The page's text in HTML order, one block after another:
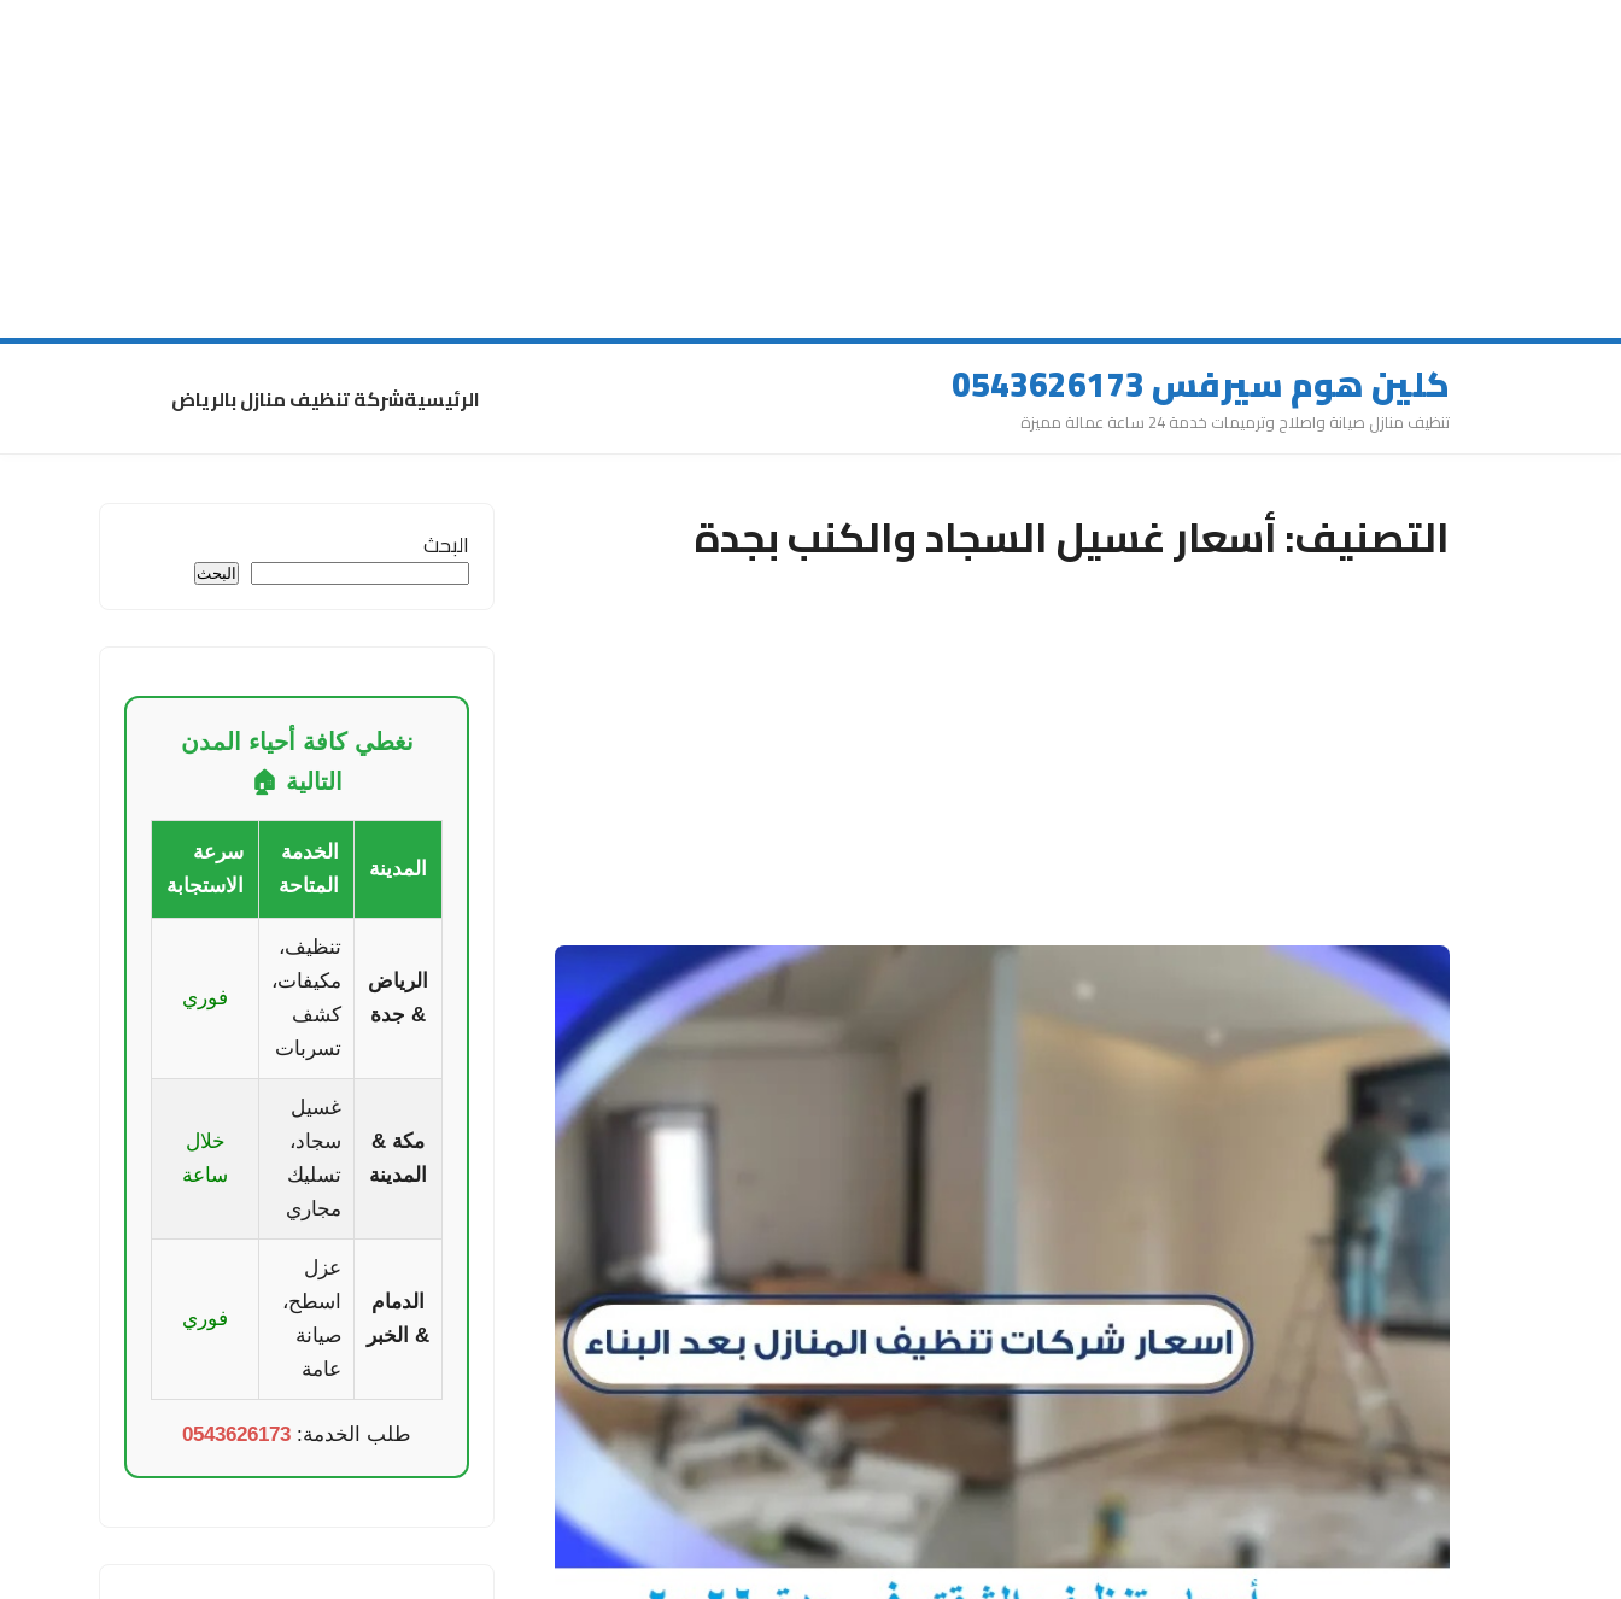
كلين هوم سيرفس 0543626173
تنظيف منازل صيانة واصلاح وترميمات خدمة 24 ساعة عمالة مميزة
الرئيسيةشركة تنظيف منازل بالرياض
التصنيف:أسعار غسيل السجاد والكنب بجدة البحث
البحث
نغطي كافة أحياء المدن
التالية 🏠
المدينة
الخدمة
المتاحة
سرعة
الاستجابة
الرياض
& جدة
تنظيف،
مكيفات،
كشف
تسربات
فوري
مكة &
المدينة
غسيل
سجاد،
تسليك
مجاري
خلال
ساعة
الدمام
& الخبر
عزل
اسطح،
صيانة
عامة
فوري
طلب الخدمة: 0543626173